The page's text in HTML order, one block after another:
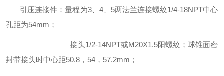
引压连接件：量程为3、4、5两法兰连接螺纹1/4-18NPT中心
孔距为54mm；
接头1/2-14NPT或M20X1.5阳螺纹；球锥面密
封带接头时中心距50.8，54，57.2mm；